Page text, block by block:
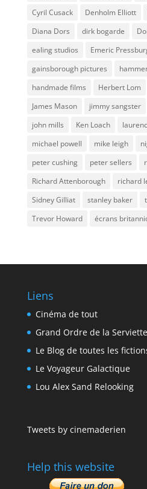
Cyril Cusack
Denholm Elliott
Diana Dors
dirk bogarde
ealing studios
Emeric
gainsborough pictures
handmade films
Herbert Lom
James Mason
jimmy sangster
john mills
Ken Loach
michael powell
mike leigh
peter cushing
peter sellers
Richard Attenborough
richard
Sidney Gilliat
stanley baker
Trevor Howard
écrans
Liens
Cinéma de tout
Grand Ordre de la Serviette
Le Blog de toutes les
Le Voyageur Galactique
Lou Alex Sand Relooking
Tweets by cinemaderien
Help this website